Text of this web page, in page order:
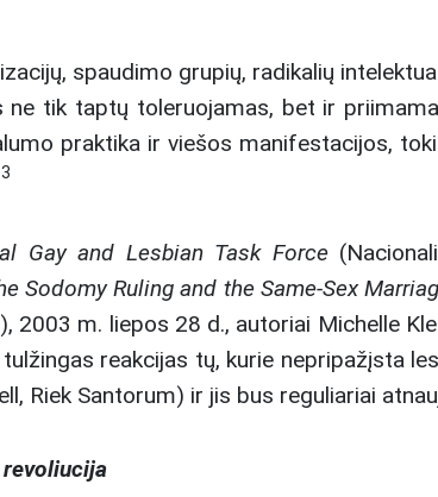
spaudimo grupių, radikalių
tik taptų toleruojamas, bet ir
praktika ir viešos manifestacijos,
Gay and Lesbian Task Force
Sodomy Ruling and the Same-Sex
2003 m. liepos 28 d., autoriai Michelle
reakcijas tų, kurie nepripažįsta
Riek Santorum) ir jis bus reguliariai